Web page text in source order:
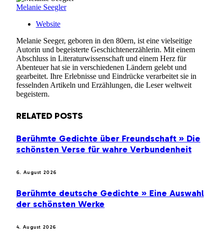
Melanie Seegler
Website
Melanie Seeger, geboren in den 80ern, ist eine vielseitige
Autorin und begeisterte Geschichtenerzählerin. Mit einem
Abschluss in Literaturwissenschaft und einem Herz für
Abenteuer hat sie in verschiedenen Ländern gelebt und
gearbeitet. Ihre Erlebnisse und Eindrücke verarbeitet sie in
fesselnden Artikeln und Erzählungen, die Leser weltweit
begeistern.
RELATED POSTS
Berühmte Gedichte über Freundschaft » Die
schönsten Verse für wahre Verbundenheit
6. August 2026
Berühmte deutsche Gedichte » Eine Auswahl
der schönsten Werke
4. August 2026